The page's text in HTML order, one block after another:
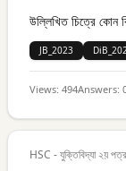
উল্লিখিত চিত্রে কোন
JB_2023
Views: 494Answers:
HSC - যুক্তিবিদ্যা ২য় পত্র